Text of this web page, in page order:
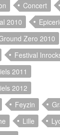
Concert
2010
Zero 2010
Festival
2011
2012
Feyzin
Lille